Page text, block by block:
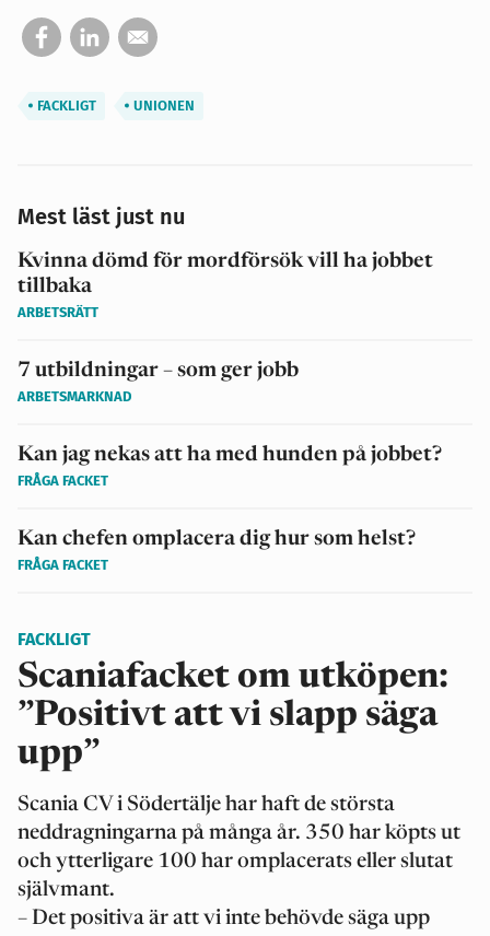
FACKLIGT UNIONEN
Mest läst just nu
Kvinna dömd för mordförsök vill ha jobbet
tillbaka
ARBETSRÄTT
7 utbildningar – som ger jobb
ARBETSMARKNAD
Kan jag nekas att ha med hunden på jobbet?
FRÅGA FACKET
Kan chefen omplacera dig hur som helst?
FRÅGA FACKET
FACKLIGT
Scaniafacket om utköpen:
”Positivt att vi slapp säga
upp”
Scania CV i Södertälje har haft de största
neddragningarna på många år. 350 har köpts ut
och ytterligare 100 har omplacerats eller slutat
självmant.
– Det positiva är att vi inte behövde säga upp